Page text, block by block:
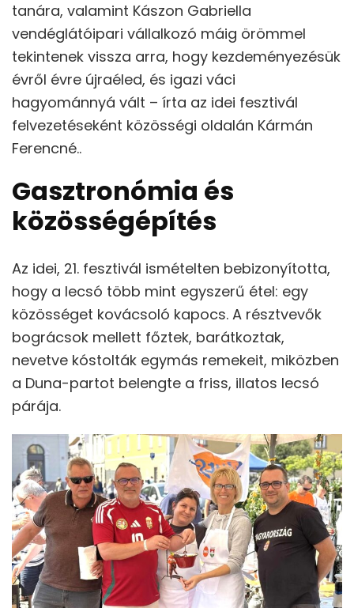
tanára, valamint Kászon Gabriella
vendéglátóipari vállalkozó máig örömmel
tekintenek vissza arra, hogy kezdeményezésük
évről évre újraéled, és igazi váci
hagyománnyá vált – írta az idei fesztivál
felvezetéseként közösségi oldalán Kármán
Ferencné..
Gasztronómia és
közösségépítés
Az idei, 21. fesztivál ismételten bebizonyította,
hogy a lecsó több mint egyszerű étel: egy
közösséget kovácsoló kapocs. A résztvevők
bográcsok mellett főztek, barátkoztak,
nevetve kóstolták egymás remekeit, miközben
a Duna-partot belengte a friss, illatos lecsó
párája.